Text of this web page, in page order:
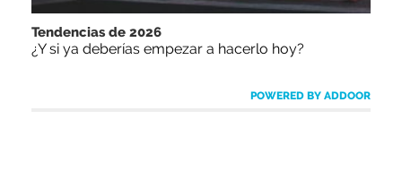
Tendencias de 2026
¿Y si ya deberías empezar a hacerlo hoy?
POWERED BY ADDOOR